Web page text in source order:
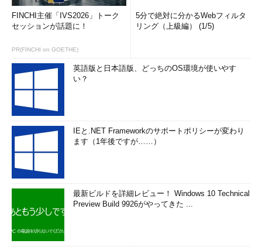
FINCHI主催「IVS2026」トーク
セッションが話題に！
PR(FINCHI on GOETHE)
5分で絶対に分かるWebフィルタ
リング（上級編） (1/5)
英語版と日本語版、どっちのOS環境が使いやす
い？
IEと.NET Frameworkのサポートポリシーが変わり
ます（1年後ですが……）
最新ビルドを詳細レビュー！ Windows 10 Technical
Preview Build 9926がやってきた ...